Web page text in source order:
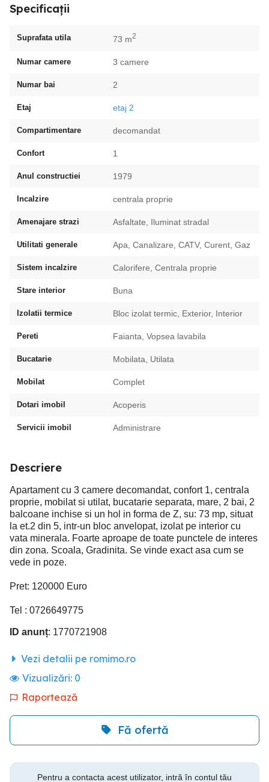
Specificații
Suprafata utila 73 m2
Numar camere 3 camere
Numar bai 2
Etaj etaj 2
Compartimentare decomandat
Confort 1
Anul constructiei 1979
Incalzire centrala proprie
Amenajare strazi Asfaltate, Iluminat stradal
Utilitati generale Apa, Canalizare, CATV, Curent, Gaz
Sistem incalzire Calorifere, Centrala proprie
Stare interior Buna
Izolatii termice Bloc izolat termic, Exterior, Interior
Pereti Faianta, Vopsea lavabila
Bucatarie Mobilata, Utilata
Mobilat Complet
Dotari imobil Acoperis
Servicii imobil Administrare
Descriere
Apartament cu 3 camere decomandat, confort 1, centrala
proprie, mobilat si utilat, bucatarie separata, mare, 2 bai, 2
balcoane inchise si un hol in forma de Z, su: 73 mp, situat
la et.2 din 5, intr-un bloc anvelopat, izolat pe interior cu
vata minerala. Foarte aproape de toate punctele de interes
din zona. Scoala, Gradinita. Se vinde exact asa cum se
vede in poze.
Pret: 120000 Euro
Tel : 0726649775
ID anunț: 1770721908
Vezi detalii pe romimo.ro
Vizualizări: 0
Raportează
Fă ofertă
Pentru a contacta acest utilizator, intră în contul tău